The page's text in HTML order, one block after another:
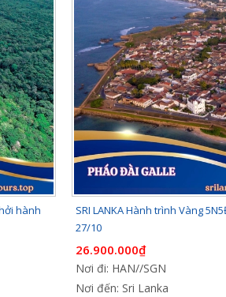
hành
SRI LANKA Hành trình Vàng
27/10
26.900.000₫
Nơi đi: HAN//SGN
Nơi đến: Sri Lanka